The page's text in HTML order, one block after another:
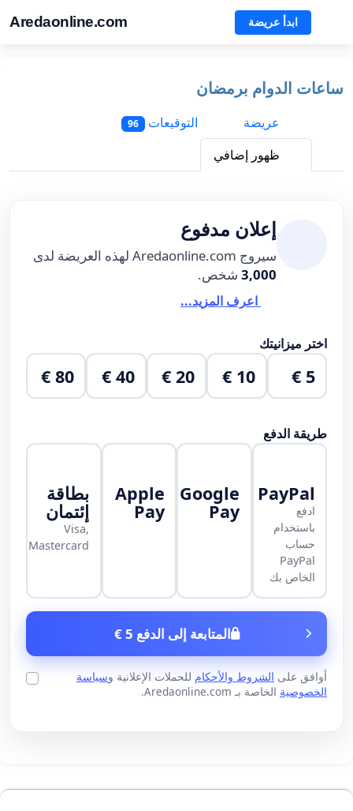
Aredaonline.com ابدأ عريضة
ساعات الدوام برمضان
عريضة
التوقيعات 96
ظهور إضافي
إعلان مدفوع
سيروج Aredaonline.com لهذه العريضة لدى
3,000 شخص.
اعرف المزيد...
اختر ميزانيتك
5 €
10 €
20 €
40 €
80 €
طريقة الدفع
PayPal
ادفع
باستخدام
حساب
PayPal
الخاص بك
Google
Pay
Apple
Pay
بطاقة
إئتمان
Visa,
Mastercard
المتابعة إلى الدفع 5 €
أوافق على الشروط والأحكام للحملات الإعلانية وسياسة
الخصوصية الخاصة بـ Aredaonline.com.